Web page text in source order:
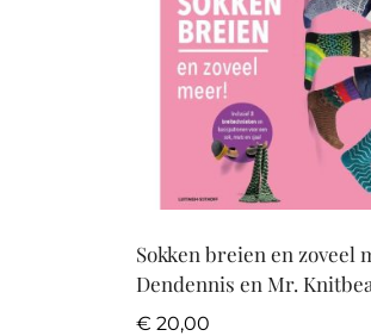
Sokken breien en zoveel
Dendennis en Mr.
€ 20,00